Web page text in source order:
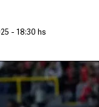
- 18:30 hs